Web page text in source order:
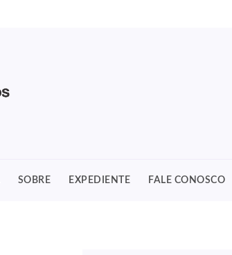
SOBRE EXPEDIENTE FALE CONOSCO